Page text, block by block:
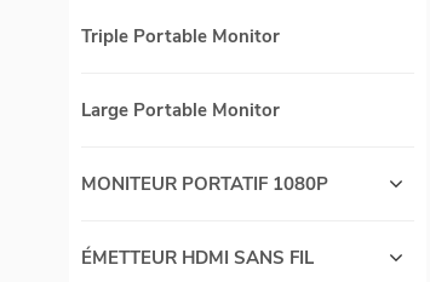
Triple Portable Monitor
Large Portable Monitor
MONITEUR PORTATIF 1080P
ÉMETTEUR HDMI SANS FIL